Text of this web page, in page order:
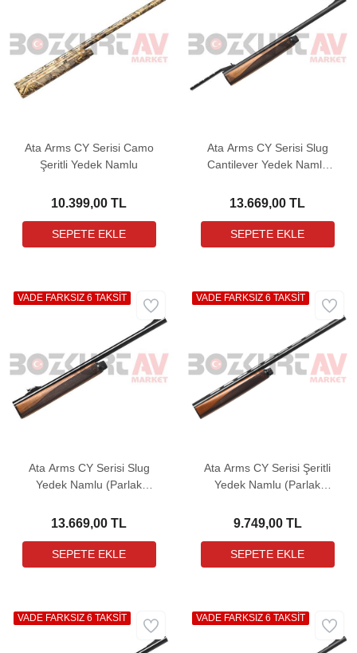
Ata Arms CY Serisi Camo
Şeritli Yedek Namlu
10.399,00 TL
Ata Arms CY Serisi Slug
Cantilever Yedek Namlu
13.669,00 TL
Ata Arms CY Serisi Slug
Yedek Namlu (Parlak
13.669,00 TL
VADE FARKSIZ 6 TAKSİT
Ata Arms CY Serisi Şeritli
Yedek Namlu (Parlak
9.749,00 TL
VADE FARKSIZ 6 TAKSİT
VADE FARKSIZ 6 TAKSİT VADE FARKSIZ 6 TAKSİT